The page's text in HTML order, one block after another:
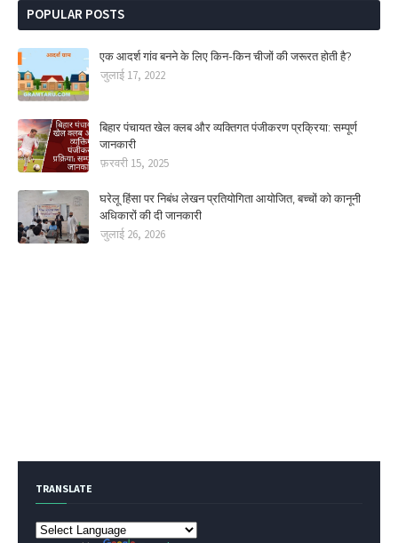
POPULAR POSTS
एक आदर्श गांव बनने के लिए किन-किन चीजों की जरूरत होती है?
जुलाई 17, 2022
बिहार पंचायत खेल क्लब और व्यक्तिगत पंजीकरण प्रक्रिया: सम्पूर्ण
जानकारी
फ़रवरी 15, 2025
घरेलू हिंसा पर निबंध लेखन प्रतियोगिता आयोजित, बच्चों को कानूनी
अधिकारों की दी जानकारी
जुलाई 26, 2026
TRANSLATE